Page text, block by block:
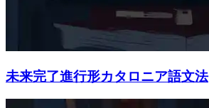
未来完了進行形カタロニア語文法